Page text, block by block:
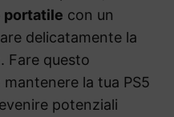
portatile con un
delicatamente la
Fare questo
la tua PS5
potenziali